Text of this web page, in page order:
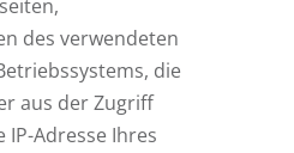
des verwendeten
die
aus der Zugriff
Adresse Ihres